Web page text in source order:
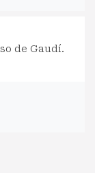
de Gaudí.